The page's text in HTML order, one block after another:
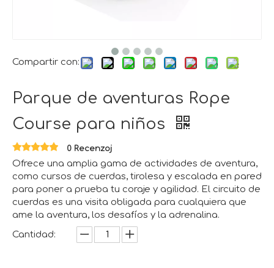
Compartir con:
Parque de aventuras Rope
Course para niños
0 Recenzoj
Ofrece una amplia gama de actividades de aventura,
como cursos de cuerdas, tirolesa y escalada en pared
para poner a prueba tu coraje y agilidad. El circuito de
cuerdas es una visita obligada para cualquiera que
ame la aventura, los desafíos y la adrenalina.
Cantidad: